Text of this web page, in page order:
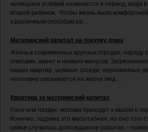
жилищных условий начинается в период, когда
второй ребёнок. Чтобы жизнь была
к различным способам ра ...
Материнский капитал на покупку дома
Жизнь в современных крупных городах, наряду
плюсами, имеет и немало минусов.
наших квартир, шумные соседи, неухоженные
негативно сказывается на жизни люд ...
Квартира за материнский капитал
Рано или поздно человек приходит к мысли о
Конечно, задумка это масштабная, но оно того
семье случилось долгожданное событие –